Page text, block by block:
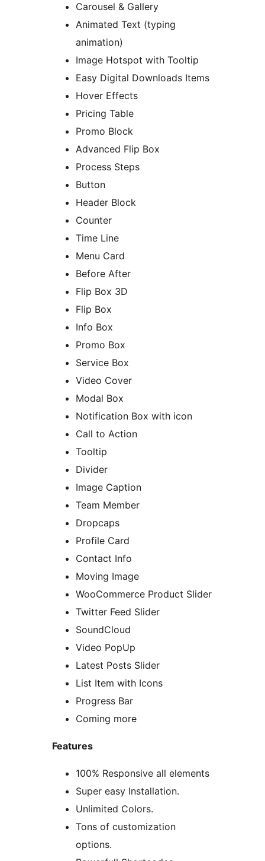
Carousel & Gallery
Animated Text (typing
animation)
Image Hotspot with Tooltip
Easy Digital Downloads Items
Hover Effects
Pricing Table
Promo Block
Advanced Flip Box
Process Steps
Button
Header Block
Counter
Time Line
Menu Card
Before After
Flip Box 3D
Flip Box
Info Box
Promo Box
Service Box
Video Cover
Modal Box
Notification Box with icon
Call to Action
Tooltip
Divider
Image Caption
Team Member
Dropcaps
Profile Card
Contact Info
Moving Image
WooCommerce Product Slider
Twitter Feed Slider
SoundCloud
Video PopUp
Latest Posts Slider
List Item with Icons
Progress Bar
Coming more
Features
100% Responsive all elements
Super easy Installation.
Unlimited Colors.
Tons of customization
options.